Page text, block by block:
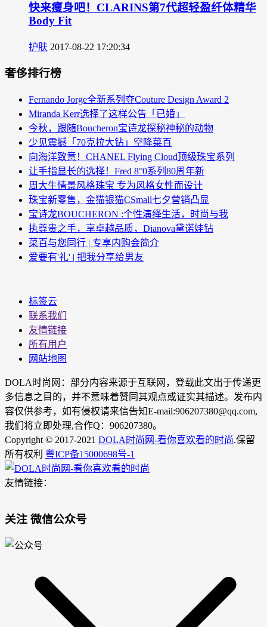
快来瘦身吧！CLARINS第7代超轻盈纤体精华
Body Fit
护肤 2017-08-22 17:20:34
奢侈排行榜
Fernando Jorge全新系列夺Couture Design Award 2
Miranda Kerr选择了这样公告「已婚」
今秋，跟随Boucheron宝诗龙探秘神秘的动物
少见震撼「70克拉大钻」空降菜百
向海洋致意！CHANEL Flying Cloud顶级珠宝系列
让手指显长的选择！Fred 8°0系列80周年新
周大生情景风格珠宝 专为风格女性而设计
珠宝新零售，金猫银猫CSmall七夕营销凸显
宝诗龙BOUCHERON :个性演绎生活，时尚与我
执尊贵之手，享卓越品质，Dianova黛诺娃钻
菜百与您同行 | 专享内购会简介
爱要有'礼' | 把我分享给男友
标签云
联系我们
友情链接
所有用户
网站地图
DOLA时尚网：部分内容来源于互联网，登载此文出于传递更
多信息之目的，并不意味着赞同其观点或证实其描述。发布内
容仅供参考，如有侵权请来信告知E-mail:906207380@qq.com,
我们将立即处理,合作Q：906207380。
Copyright © 2017-2021 DOLA时尚网-看你喜欢看的时尚.保留
所有权利 粤ICP备15000698号-1
友情链接：
关注 微信公众号